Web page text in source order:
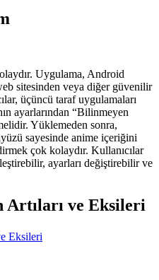
Uygulama, Android
sitesinden veya diğer güvenilir
üçüncü taraf uygulamaları
ayarlarından “Bilinmeyen
Yüklemeden sonra,
sayesinde anime içeriğini
çok kolaydır. Kullanıcılar
ayarları değiştirebilir ve
Artıları ve Eksileri
Eksileri